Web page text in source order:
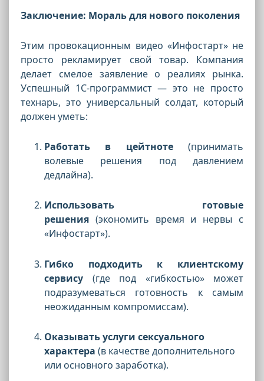
Заключение: Мораль для нового поколения
Этим провокационным видео «Инфостарт» не
просто рекламирует свой товар. Компания
делает смелое заявление о реалиях рынка.
Успешный 1С-программист — это не просто
технарь, это универсальный солдат, который
должен уметь:
Работать в цейтноте(принимать
волевые решения под давлением
дедлайна).
Использовать готовые
решения (экономить время и нервы с
«Инфостарт»).
Гибко подходить к клиентскому
сервису (где под «гибкостью» может
подразумеваться готовность к самым
неожиданным компромиссам).
Оказывать услуги сексуального
характера (в качестве дополнительного
или основного заработка).